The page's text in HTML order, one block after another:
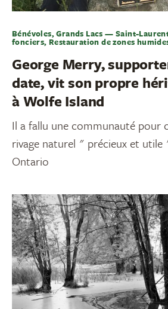
Bénévoles, Grands Lacs — Saint-
fonciers, Restauration de zones
George Merry,
date, vit son propre
à Wolfe Island
Il a fallu une communauté pour
rivage naturel " précieux et utile
Ontario